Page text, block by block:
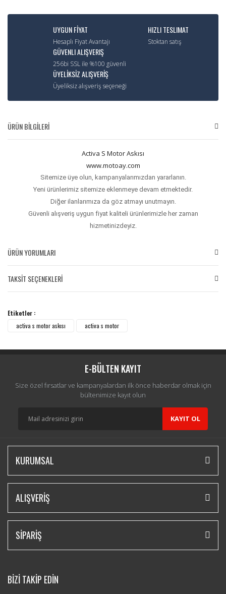
UYGUN FİYAT
Hesaplı Fiyat Avantajı
HIZLI TESLIMAT
Stoktan satış
GÜVENLI ALIŞVERIŞ
256bi SSL ile %100 güvenli
ÜYELİKSİZ ALIŞVERİŞ
Üyeliksiz alışveriş seçeneği
ÜRÜN BİLGİLERİ
Activa S Motor Askısı
www.motoay.com
Sitemize üye olun, kampanyalarımızdan yararlanın.
Yeni ürünlerimiz sitemize eklenmeye devam etmektedir.
Diğer ilanlarımıza da göz atmayı unutmayın.
Güvenli alışveriş uygun fiyat kaliteli ürünlerimizle her zaman
hizmetinizdeyiz.
ÜRÜN YORUMLARI
TAKSİT SEÇENEKLERİ
Etiketler :
activa s motor askısı
activa s motor
E-BÜLTEN KAYIT
Size özel fırsatlar ve kampanyalardan ilk önce haberdar olmak için
bültenimize kayıt olun
KAYIT OL
KURUMSAL
ALIŞVERİŞ
SİPARİŞ
BİZİ TAKİP EDİN